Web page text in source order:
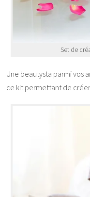
Set de
Une beautysta parmi vos
ce kit permettant de